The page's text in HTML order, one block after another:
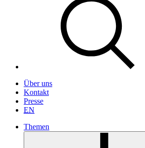
Über uns
Kontakt
Presse
EN
Themen